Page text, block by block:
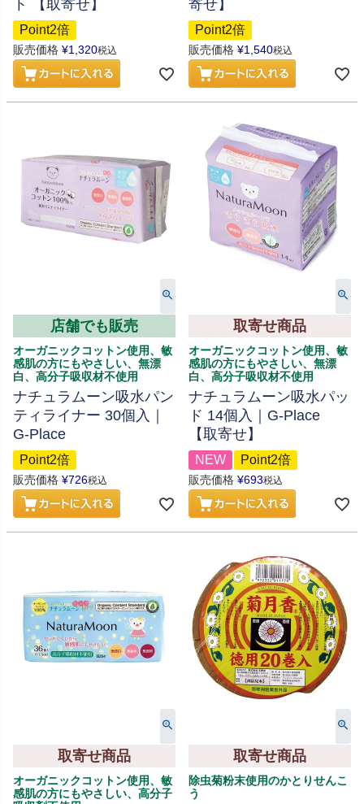
ト 【取寄せ】
Point2倍
販売価格 ¥1,320税込
寄せ】
Point2倍
販売価格 ¥1,540税込
店舗でも販売
オーガニックコットン使用、敏
感肌の方にもやさしい、無漂
白、高分子吸収材不使用
ナチュラムーン吸水パン
ティライナー 30個入｜
G-Place
Point2倍
販売価格 ¥726税込
取寄せ商品
オーガニックコットン使用、敏
感肌の方にもやさしい、無漂
白、高分子吸収材不使用
ナチュラムーン吸水パッ
ド 14個入｜G-Place
【取寄せ】
NEW Point2倍
販売価格 ¥693税込
取寄せ商品
オーガニックコットン使用、敏
感肌の方にもやさしい、高分子
取寄せ商品
除虫菊粉末使用のかとりせんこ
う